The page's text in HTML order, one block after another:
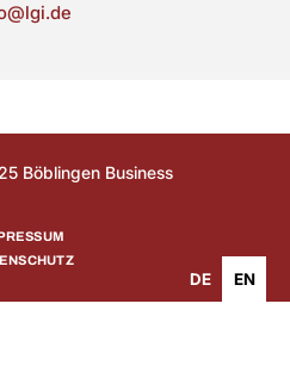
Böblingen Business
DE EN